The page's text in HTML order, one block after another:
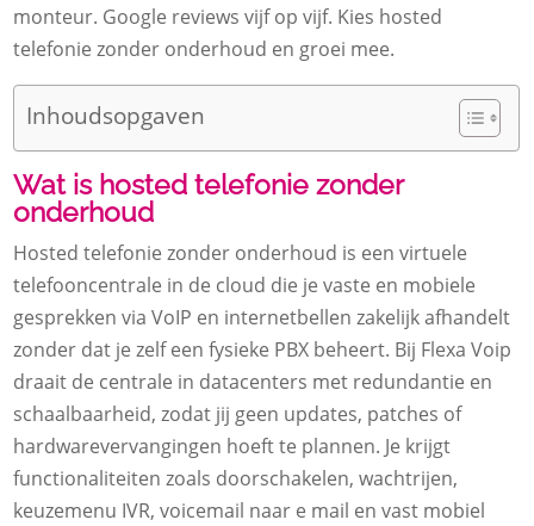
monteur. Google reviews vijf op vijf. Kies hosted
telefonie zonder onderhoud en groei mee.
Inhoudsopgaven
Wat is hosted telefonie zonder
onderhoud
Hosted telefonie zonder onderhoud is een virtuele
telefooncentrale in de cloud die je vaste en mobiele
gesprekken via VoIP en internetbellen zakelijk afhandelt
zonder dat je zelf een fysieke PBX beheert. Bij Flexa Voip
draait de centrale in datacenters met redundantie en
schaalbaarheid, zodat jij geen updates, patches of
hardwarevervangingen hoeft te plannen. Je krijgt
functionaliteiten zoals doorschakelen, wachtrijen,
keuzemenu IVR, voicemail naar e mail en vast mobiel